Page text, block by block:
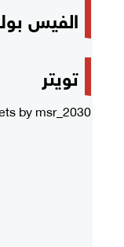
الفيس
تويتر
by msr_2030